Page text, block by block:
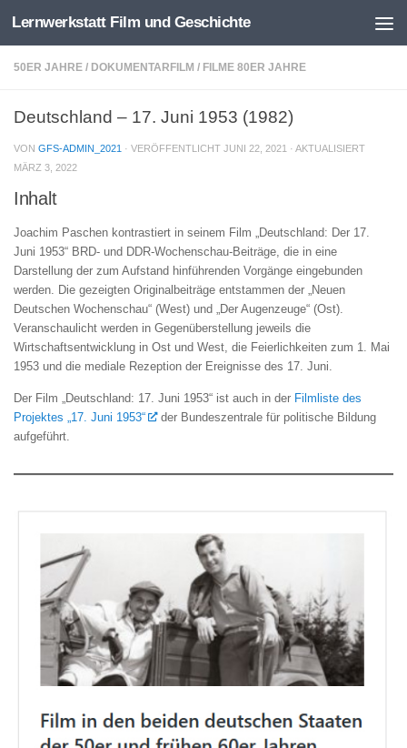
Zum Inhalt springen
Lernwerkstatt Film und Geschichte
50ER JAHRE / DOKUMENTARFILM / FILME 80ER JAHRE
Deutschland – 17. Juni 1953 (1982)
VON GFS-ADMIN_2021 · VERÖFFENTLICHT JUNI 22, 2021 · AKTUALISIERT
MÄRZ 3, 2022
Inhalt
Joachim Paschen kontrastiert in seinem Film „Deutschland: Der 17.
Juni 1953“ BRD- und DDR-Wochenschau-Beiträge, die in eine
Darstellung der zum Aufstand hinführenden Vorgänge eingebunden
werden. Die gezeigten Originalbeiträge entstammen der „Neuen
Deutschen Wochenschau“ (West) und „Der Augenzeuge“ (Ost).
Veranschaulicht werden in Gegenüberstellung jeweils die
Wirtschaftsentwicklung in Ost und West, die Feierlichkeiten zum 1. Mai
1953 und die mediale Rezeption der Ereignisse des 17. Juni.
Der Film „Deutschland: 17. Juni 1953“ ist auch in der Filmliste des
Projektes „17. Juni 1953“
der Bundeszentrale für politische Bildung
aufgeführt.